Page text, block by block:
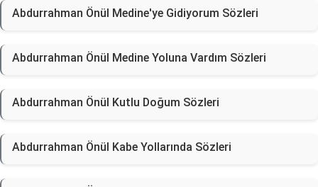
Abdurrahman Önül Medine'ye Gidiyorum Sözleri
Abdurrahman Önül Medine Yoluna Vardım Sözleri
Abdurrahman Önül Kutlu Doğum Sözleri
Abdurrahman Önül Kabe Yollarında Sözleri